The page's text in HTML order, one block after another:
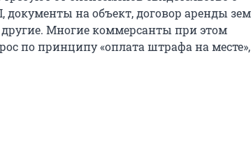
документы на объект, договор аренды
Многие коммерсанты при этом
по принципу «оплата штрафа на